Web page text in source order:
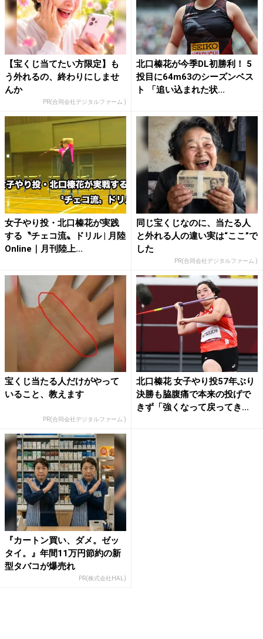
【宝くじ当てたい方限定】も
う外れるの、終わりにしませ
んか
PR(合同会社デジタルファーム )
北口榛花が今季DL初勝利！ 5
投目に64m63のシーズンベス
ト 「追い込まれた状...
女子やり投・北口榛花が実践
する〝チェコ流〟ドリル | 月陸
Online｜月刊陸上...
同じ宝くじなのに、当たる人
と外れる人の違い実は“ここ”で
した
PR(合同会社デジタルファーム )
宝くじ当たる人だけがやって
いること、教えます
PR(合同会社デジタルファーム )
北口榛花 女子やり投57年ぶり
決勝も脇腹痛で本来の投げで
きず「強くなって戻ってき...
『カートン買い、ダメ。ゼッ
タイ。』年間11万円節約の新
型タバコが爆売れ
PR(株式会社HAL)